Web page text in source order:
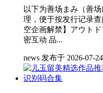
以下为善场まみ（善
理，便于按发行记录
空企画解禁】アウト
密互动 品...
news 发布于 2026-07-24